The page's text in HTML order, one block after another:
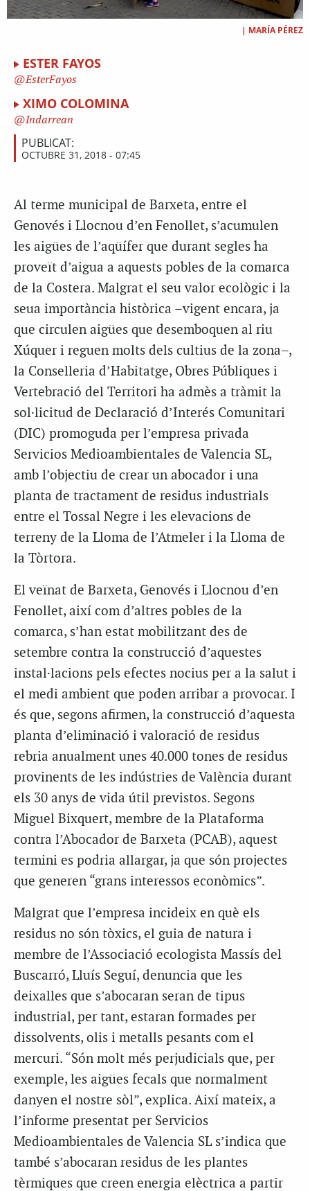
| MARÍA PÉREZ
ESTER FAYOS
EsterFayos
XIMO COLOMINA
Indarrean
PUBLICAT:
OCTUBRE 31, 2018 - 07:45
Al terme municipal de Barxeta, entre el
Genovés i Llocnou d’en Fenollet, s’acumulen
les aigües de l’aqüífer que durant segles ha
proveït d’aigua a aquests pobles de la comarca
de la Costera. Malgrat el seu valor ecològic i la
seua importància històrica –vigent encara, ja
que circulen aigües que desemboquen al riu
Xúquer i reguen molts dels cultius de la zona–,
la Conselleria d’Habitatge, Obres Públiques i
Vertebració del Territori ha admès a tràmit la
sol·licitud de Declaració d’Interés Comunitari
(DIC) promoguda per l’empresa privada
Servicios Medioambientales de Valencia SL,
amb l’objectiu de crear un abocador i una
planta de tractament de residus industrials
entre el Tossal Negre i les elevacions de
terreny de la Lloma de l’Atmeler i la Lloma de
la Tòrtora.
El veïnat de Barxeta, Genovés i Llocnou d’en
Fenollet, així com d’altres pobles de la
comarca, s’han estat mobilitzant des de
setembre contra la construcció d’aquestes
instal·lacions pels efectes nocius per a la salut i
el medi ambient que poden arribar a provocar. I
és que, segons afirmen, la construcció d’aquesta
planta d’eliminació i valoració de residus
rebria anualment unes 40.000 tones de residus
provinents de les indústries de València durant
els 30 anys de vida útil previstos. Segons
Miguel Bixquert, membre de la Plataforma
contra l’Abocador de Barxeta (PCAB), aquest
termini es podria allargar, ja que són projectes
que generen “grans interessos econòmics”.
Malgrat que l’empresa incideix en què els
residus no són tòxics, el guia de natura i
membre de l’Associació ecologista Massís del
Buscarró, Lluís Seguí, denuncia que les
deixalles que s’abocaran seran de tipus
industrial, per tant, estaran formades per
dissolvents, olis i metalls pesants com el
mercuri. “Són molt més perjudicials que, per
exemple, les aigües fecals que normalment
danyen el nostre sòl”, explica. Així mateix, a
l’informe presentat per Servicios
Medioambientales de Valencia SL s’indica que
també s’abocaran residus de les plantes
tèrmiques que creen energia elèctrica a partir